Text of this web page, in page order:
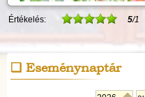
Értékelés: 5/1
Eseménynaptár